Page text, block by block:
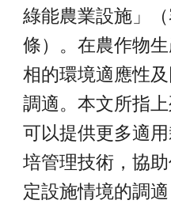
綠能農業設施」
條）。在農作物
相的環境適應性
調適。本文所指
可以提供更多適
培管理技術，協
定設施情境的調